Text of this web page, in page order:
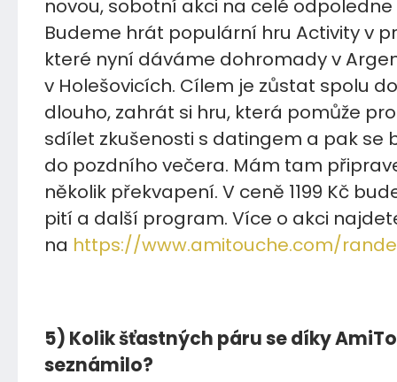
novou, sobotní akci na celé odpoledne
Budeme hrát populární hru Activity v
které nyní dáváme dohromady v
v Holešovicích. Cílem je zůstat spolu
dlouho, zahrát si hru, která pomůže
sdílet zkušenosti s datingem a pak se
do pozdního večera. Mám tam
několik překvapení. V ceně 1199 Kč
pití a další program. Více o akci
na https://www.amitouche.com/
5) Kolik šťastných páru se díky
seznámilo?